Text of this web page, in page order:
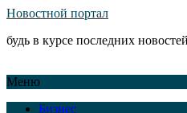
Новостной портал
будь в курсе последних новостей
Меню
Бизнес